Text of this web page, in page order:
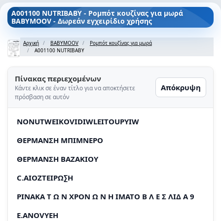
A001100 NUTRIBABY - Ρομπότ κουζίνας για μωρά
BABYMOOV - Δωρεάν εγχειρίδιο χρήσης
Αρχική BABYMOOV
Ρομπότ κουζίνας για μωρά
A001100 NUTRIBABY
Πίνακας περιεχομένων
Κάντε κλικ σε έναν τίτλο για να αποκτήσετε
πρόσβαση σε αυτόν
Απόκρυψη
NONUTWEIKOVIDIWLEITOUPYIW
ΘEPMANΣH MΠIMNEPO
ΘEPMANΣH BAZAKIOY
C.AIOZTEIPΩ∑H
PINAKA T Ω N XPON Ω N H IMATO Β Λ E Σ ΛIΔ A 9
E.ANOVYEH